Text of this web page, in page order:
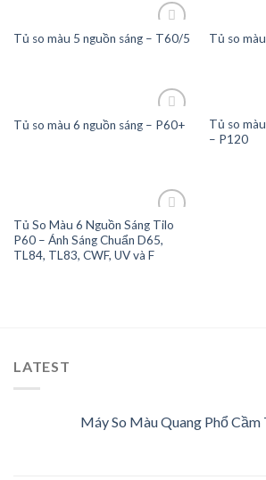
Tủ so màu 5 nguồn sáng – T60/5 Tủ so
Tủ so màu 6 nguồn sáng – P60+
Tủ so
– P120
Add to
Tủ So Màu 6 Nguồn Sáng Tilo
P60 – Ánh Sáng Chuẩn D65,
TL84, TL83, CWF, UV và F
LATEST
Máy So Màu Quang Phổ Cầm